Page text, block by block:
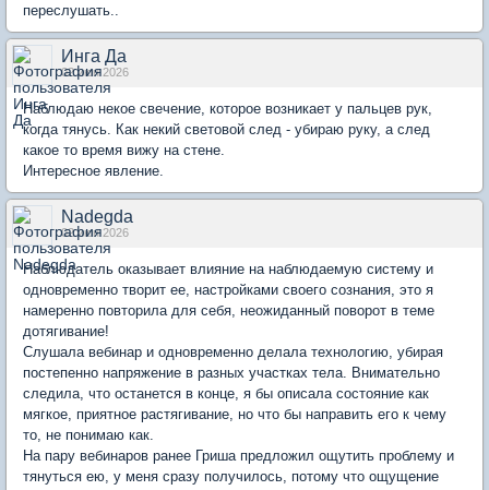
переслушать..
Инга Да
02 июн 2026
Наблюдаю некое свечение, которое возникает у пальцев рук,
когда тянусь. Как некий световой след - убираю руку, а след
какое то время вижу на стене.
Интересное явление.
Nadegda
02 июн 2026
Наблюдатель оказывает влияние на наблюдаемую систему и
одновременно творит ее, настройками своего сознания, это я
намеренно повторила для себя, неожиданный поворот в теме
дотягивание!
Слушала вебинар и одновременно делала технологию, убирая
постепенно напряжение в разных участках тела. Внимательно
следила, что останется в конце, я бы описала состояние как
мягкое, приятное растягивание, но что бы направить его к чему
то, не понимаю как.
На пару вебинаров ранее Гриша предложил ощутить проблему и
тянуться ею, у меня сразу получилось, потому что ощущение